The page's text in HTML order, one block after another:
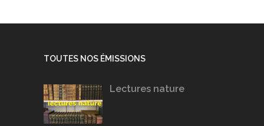
TOUTES NOS ÉMISSIONS
Lectures nature